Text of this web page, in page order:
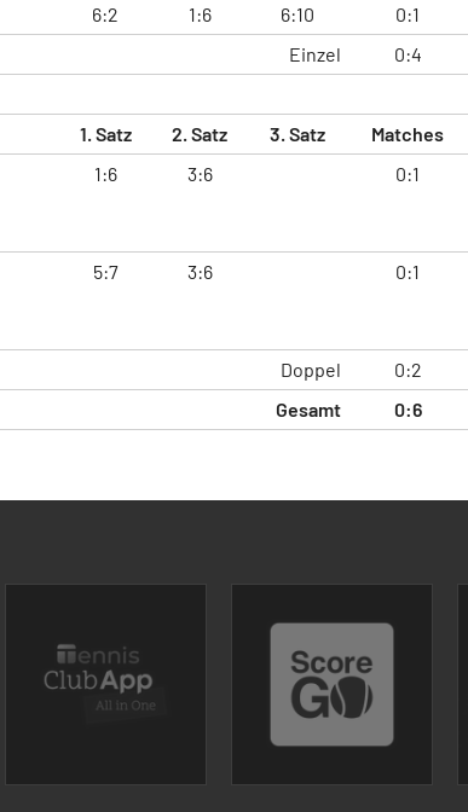
6:2 1:6 6:10 0:1
Einzel
0:4
1. Satz 2. Satz 3. Satz Matches
1:6 3:6 0:1
5:7 3:6 0:1
Doppel 0:2
Gesamt
0:6